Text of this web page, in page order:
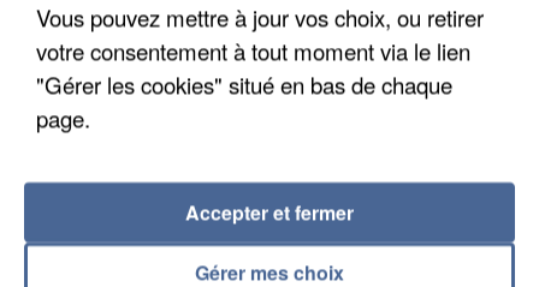
Vous pouvez mettre à jour vos choix, ou retirer
votre consentement à tout moment via le lien
"Gérer les cookies" situé en bas de chaque
page.
Gérer mes choix
Accepter et fermer